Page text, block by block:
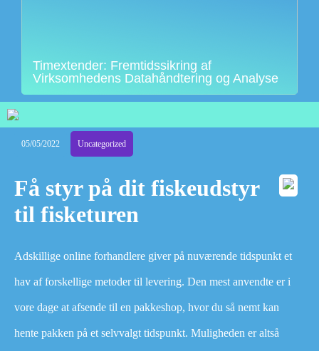
Timextender: Fremtidssikring af
Virksomhedens Datahåndtering og Analyse
05/05/2022 Uncategorized
Få styr på dit fiskeudstyr
til fisketuren
Adskillige online forhandlere giver på nuværende tidspunkt et
hav af forskellige metoder til levering. Den mest anvendte er i
vore dage at afsende til en pakkeshop, hvor du så nemt kan
hente pakken på et selvvalgt tidspunkt. Muligheden er altså